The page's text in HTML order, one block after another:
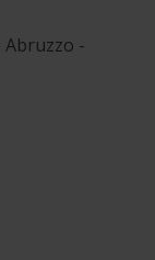
Abruzzo -